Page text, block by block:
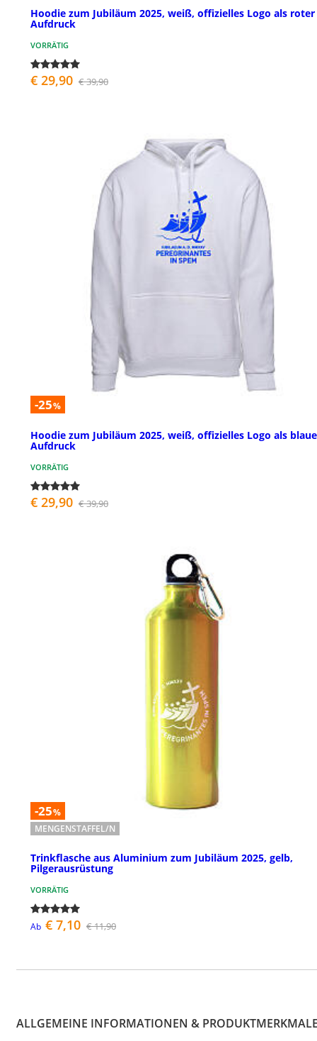
Hoodie zum Jubiläum 2025, weiß, offizielles Logo als roter
Aufdruck
VORRÄTIG
€ 29,90 € 39,90
-25%
Hoodie zum Jubiläum 2025, weiß, offizielles Logo als
Aufdruck
VORRÄTIG
€ 29,90 € 39,90
-25%
MENGENSTAFFEL/N
Trinkflasche aus Aluminium zum Jubiläum 2025, gelb,
Pilgerausrüstung
VORRÄTIG
Ab € 7,10 € 11,90
ALLGEMEINE INFORMATIONEN &